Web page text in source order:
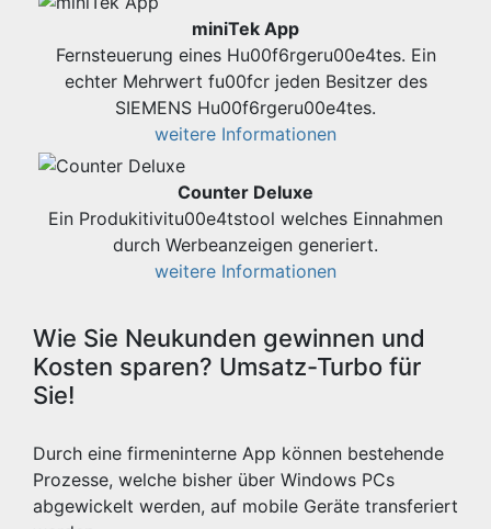
miniTek App
Fernsteuerung eines Hu00f6rgeru00e4tes. Ein
echter Mehrwert fu00fcr jeden Besitzer des
SIEMENS Hu00f6rgeru00e4tes.
weitere Informationen
Counter Deluxe
Ein Produkitivitu00e4tstool welches Einnahmen
durch Werbeanzeigen generiert.
weitere Informationen
Wie Sie Neukunden gewinnen und
Kosten sparen? Umsatz-Turbo für
Sie!
Durch eine firmeninterne App können bestehende
Prozesse, welche bisher über Windows PCs
abgewickelt werden, auf mobile Geräte transferiert